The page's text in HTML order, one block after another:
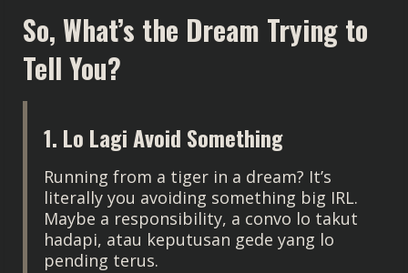
So, What’s the Dream Trying to
Tell You?
1. Lo Lagi Avoid Something
Running from a tiger in a dream? It’s
literally you avoiding something big IRL.
Maybe a responsibility, a convo lo takut
hadapi, atau keputusan gede yang lo
pending terus.